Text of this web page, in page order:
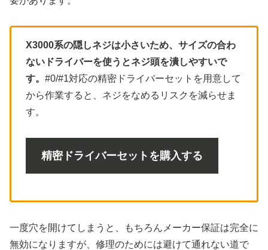
X3000系の隠しネジは小さいため、サイズの合わ
ないドライバーを使うとネジ頭を潰しやすいで
す。 #0/#1対応の精密ドライバーセットを用意して
から作業すると、ネジをなめるリスクを減らせま
す。
精密ドライバーセットを購入する
一度穴を開けてしまうと、もちろんメーカー保証は完全に
無効になりますが、修理のためには避けて通れない道で